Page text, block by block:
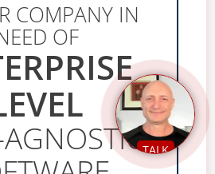
COMPANY IN
OF
TALK